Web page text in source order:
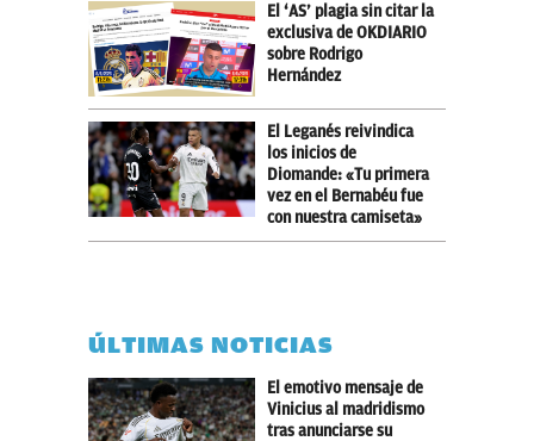
El ‘AS’ plagia sin citar la
exclusiva de OKDIARIO
sobre Rodrigo
Hernández
El Leganés reivindica
los inicios de
Diomande: «Tu primera
vez en el Bernabéu fue
con nuestra camiseta»
ÚLTIMAS NOTICIAS
El emotivo mensaje de
Vinicius al madridismo
tras anunciarse su